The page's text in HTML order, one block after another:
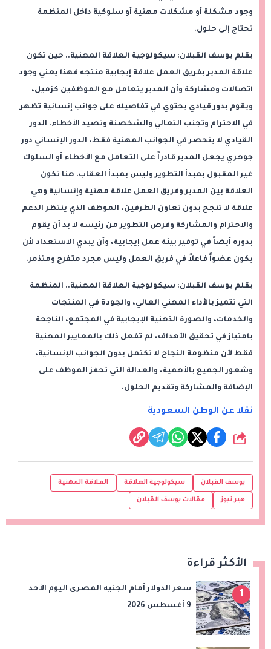
وجود مشكلة أو مشكلات مهنية أو سلوكية داخل المنظمة
تحتاج إلى حلول.
بقلم يوسف القبلان: سيكولوجية العلاقة المهنية.. حين تكون
علاقة المدير بفريق العمل علاقة إيجابية منتجه فهذا يعني وجود
اتصالات ومشاركة وأن المدير يتعامل مع الموظفين كزميل،
ويقوم بدور قيادي يحتوي في تفاصيله على جوانب إنسانية تظهر
في الاحترام وتجنب التعالي والشخصنة وتصيد الأخطاء. الدور
القيادي لا ينحصر في الجوانب المهنية فقط، الدور الإنساني دور
جوهري يجعل المدير قادراً على التعامل مع الأخطاء أو السلوك
غير المقبول بمبدأ التطوير وليس بمبدأ العقاب. هنا تكون
العلاقة بين المدير وفريق العمل علاقة مهنية وإنسانية وهي
علاقة لا تنجح بدون تعاون الطرفين، الموظف الذي ينتظر الدعم
والاحترام والمشاركة وفرص التطوير من رئيسه لا بد أن يقوم
بدوره أيضاً في توفير بيئة عمل إيجابية، وأن يبدي الاستعداد لأن
يكون عضواً فاعلاً في فريق العمل وليس مجرد متفرج ومتذمر.
بقلم يوسف القبلان: سيكولوجية العلاقة المهنية.. المنظمة
التي تتميز بالأداء المهني العالي، والجودة في المنتجات
والخدمات، والصورة الذهنية الإيجابية في المجتمع، الناجحة
بامتياز في تحقيق الأهداف، لم تفعل ذلك بالمعايير المهنية
فقط لأن منظومة النجاح لا تكتمل بدون الجوانب الإنسانية،
وشعور الجميع بالأهمية، والعدالة التي تحفز الموظف على
الإضافة والمشاركة وتقديم الحلول.
نقلا عن الوطن السعودية
شارك
يوسف القبلان سيكولوجية العلاقة العلاقة المهنية
هير نيوز مقالات يوسف القبلان
الأكثر قراءة
1
سعر الدولار أمام الجنيه المصرى اليوم الأحد
9 أغسطس 2026